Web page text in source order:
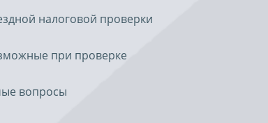
налоговой проверки
при проверке
вопросы